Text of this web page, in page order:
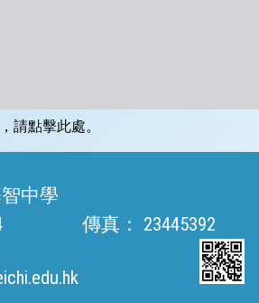
請點擊此處。
中學
傳真： 23445392